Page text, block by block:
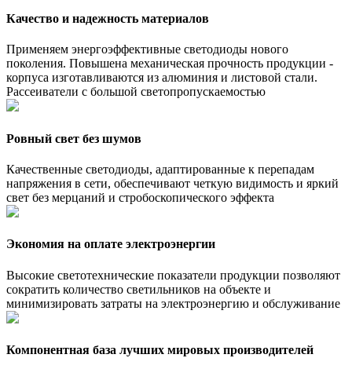
Качество и надежность материалов
Применяем энергоэффективные светодиоды нового
поколения. Повышена механическая прочность продукции -
корпуса изготавливаются из алюминия и листовой стали.
Рассеиватели с большой светопропускаемостью
Ровный свет без шумов
Качественные светодиоды, адаптированные к перепадам
напряжения в сети, обеспечивают четкую видимость и яркий
свет без мерцаний и стробоскопического эффекта
Экономия на оплате электроэнергии
Высокие светотехнические показатели продукции позволяют
сократить количество светильников на объекте и
минимизировать затраты на электроэнергию и обслуживание
Компонентная база лучших мировых производителей